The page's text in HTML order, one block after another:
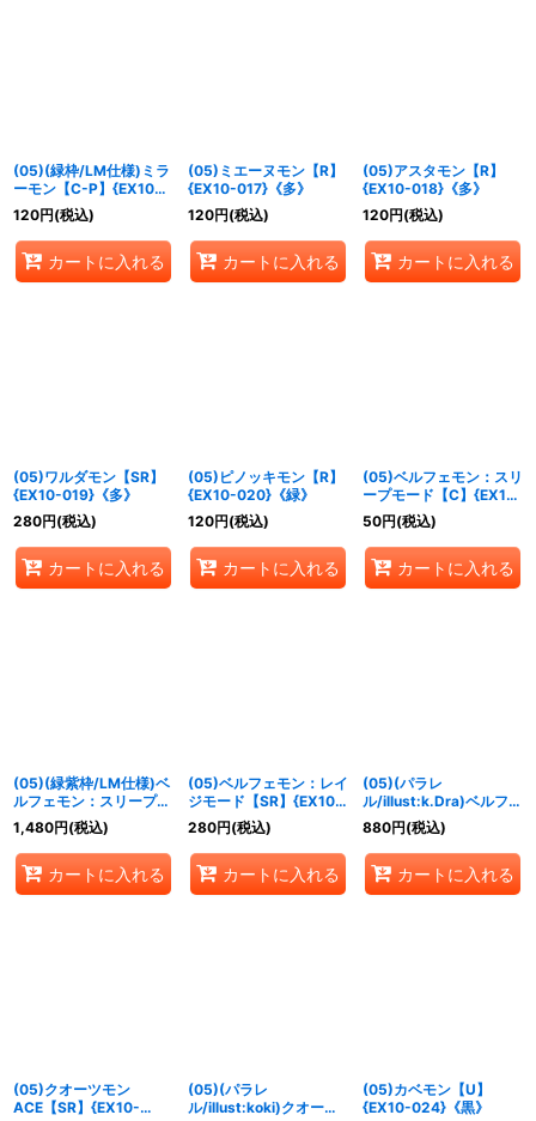
(05)(緑枠/LM仕様)ミラ
ーモン【C-P】{EX10-
016}《緑》
120円(税込)
カートに入れる
(05)ミエーヌモン【R】
{EX10-017}《多》
120円(税込)
カートに入れる
(05)アスタモン【R】
{EX10-018}《多》
120円(税込)
カートに入れる
(05)ワルダモン【SR】
{EX10-019}《多》
280円(税込)
カートに入れる
(05)ピノッキモン【R】
{EX10-020}《緑》
120円(税込)
カートに入れる
(05)ベルフェモン：スリ
ープモード【C】{EX10-
021}《多》
50円(税込)
カートに入れる
(05)(緑紫枠/LM仕様)ベ
ルフェモン：スリープモ
ード【C-P】{EX10-
021}《多》
1,480円(税込)
カートに入れる
(05)ベルフェモン：レイ
ジモード【SR】{EX10-
022}《多》
280円(税込)
カートに入れる
(05)(パラレ
ル/illust:k.Dra)ベルフェ
モン：レイジモード
【SR-P】{EX10-022}
《多》
880円(税込)
カートに入れる
(05)クオーツモン
ACE【SR】{EX10-
(05)(パラレ
ル/illust:koki)クオーツ
(05)カベモン【U】
{EX10-024}《黒》